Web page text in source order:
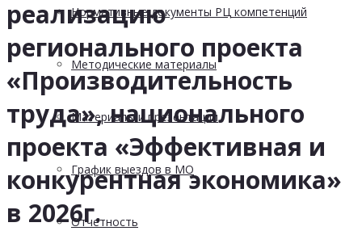
Нормативные документы РЦ компетенций
Методические материалы
Материалы и презентации
График выездов в МО
Отчетность
реализацию
регионального проекта
«Производительность
труда», национального
проекта «Эффективная и
конкурентная экономика»
в 2026г.